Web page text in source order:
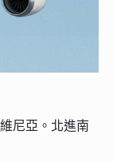
尼亞。北進南